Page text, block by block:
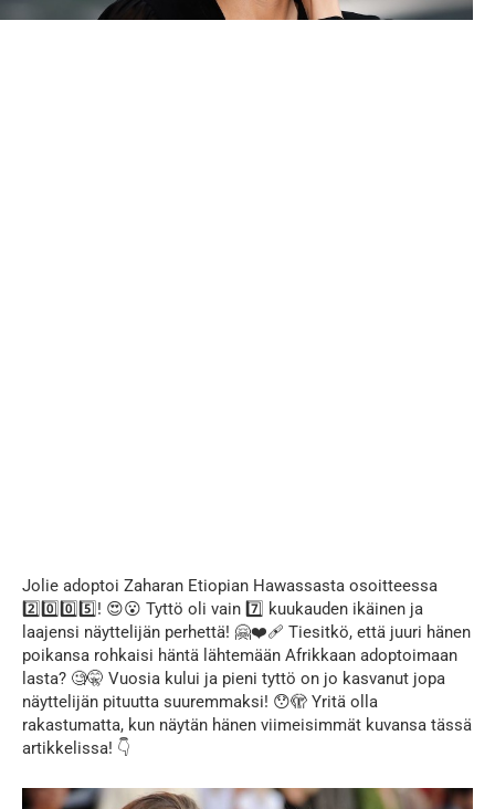
Jolie adoptoi Zaharan Etiopian Hawassasta osoitteessa
2️⃣0️⃣0️⃣5️⃣! 😍😮 Tyttö oli vain 7️⃣ kuukauden ikäinen ja
laajensi näyttelijän perhettä! 🤗❤️‍🩹 Tiesitkö, että juuri hänen
poikansa rohkaisi häntä lähtemään Afrikkaan adoptoimaan
lasta? 🧐🤫 Vuosia kului ja pieni tyttö on jo kasvanut jopa
näyttelijän pituutta suuremmaksi! 😯🫣 Yritä olla
rakastumatta, kun näytän hänen viimeisimmät kuvansa tässä
artikkelissa! 👇